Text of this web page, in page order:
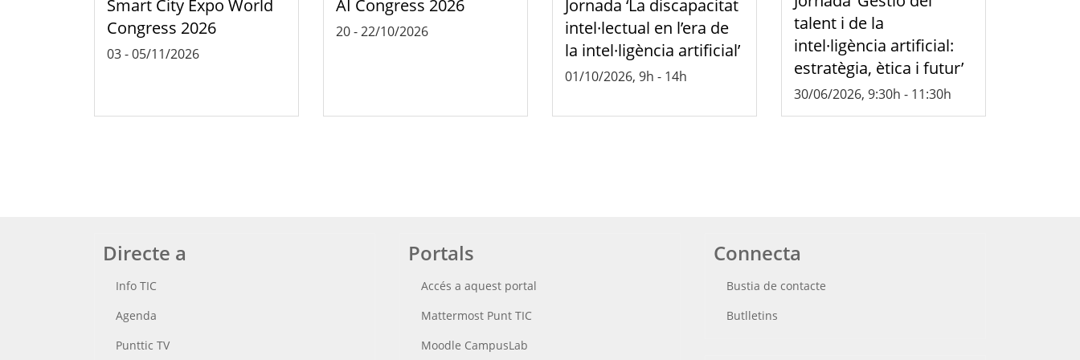
Smart City Expo World
Congress 2026
03-05/11/2026
AI Congress 2026
20-22/10/2026
Jornada ‘La discapacitat
intel·lectual en l’era de
la intel·ligència artificial’
01/10/2026, 9h - 14h
talent i de la
intel·ligència artificial:
estratègia, ètica i futur’
30/06/2026, 9:30h - 11:30h
Directe a
Info TIC
Agenda
Punttic TV
Portals
Accés a aquest portal
Mattermost Punt TIC
Moodle CampusLab
Connecta
Bustia de contacte
Butlletins